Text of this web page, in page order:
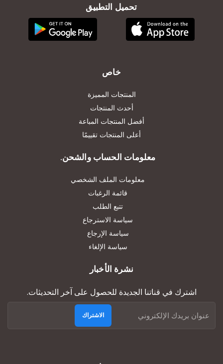
تحميل التطبيق
خاص
المنتجات المميزة
أحدث المنتجات
أفضل المنتجات المباعة
أعلى المنتجات تقييمًا
معلومات الحساب والشحن.
معلومات الملف الشخصي
قائمة الرغبات
تتبع الطلب
سياسة الاسترجاع
سياسة الإرجاع
سياسة الإلغاء
نشرة الأخبار
اشترك في قناتنا الجديدة للحصول على آخر التحديثات.
الاشتراك